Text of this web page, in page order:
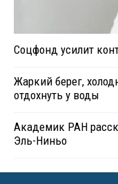
Соцфонд усилит
Жаркий берег,
отдохнуть у воды
Академик РАН
Эль-Ниньо